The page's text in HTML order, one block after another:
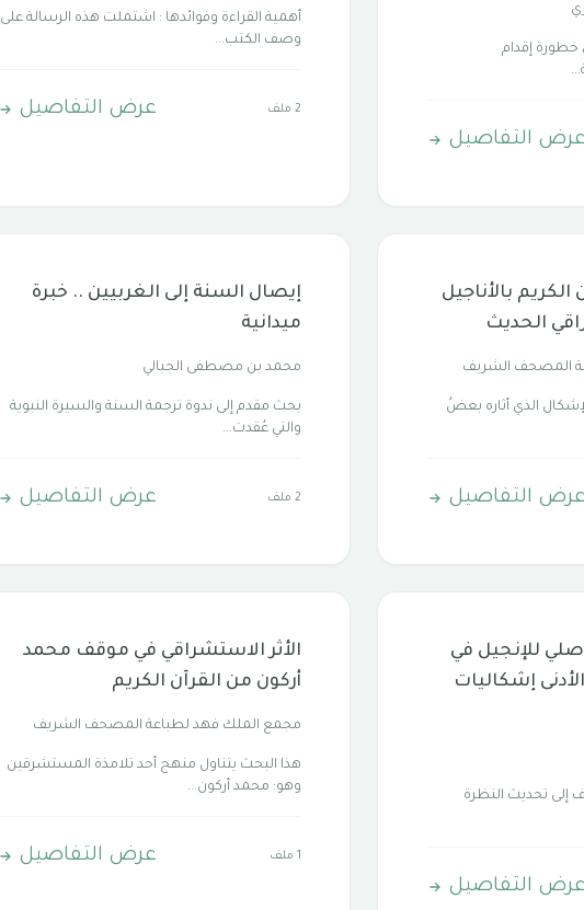
خطورة إقدام
عرض التفاصيل
أهمية القراءة وفوائدها : اشتملت هذه الرسالة على
وصف الكتب...
2 ملف عرض التفاصيل
الكريم بالأناجيل
الحديث
المصحف الشريف
الذي أثاره بعضُ
عرض التفاصيل
إيصال السنة إلى الغربيين .. خبرة
ميدانية
محمد بن مصطفى الجبالي
بحث مقدم إلى ندوة ترجمة السنة والسيرة النبوية
والتي عُقدت...
2 ملف عرض التفاصيل
للإنجيل في
إشكاليات
إلى تحديث النظرة
عرض التفاصيل
الأثر الاستشراقي في موقف محمد
أركون من القرآن الكريم
مجمع الملك فهد لطباعة المصحف الشريف
هذا البحث يتناول منهج أحد تلامذة المستشرقين
وهو: محمد أركون...
1 ملف عرض التفاصيل